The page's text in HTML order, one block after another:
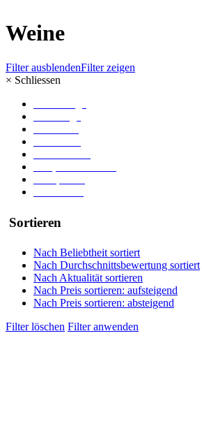
Weine
Filter ausblendenFilter zeigen
× Schliessen
Sortieren
Nach Beliebtheit sortiert
Nach Durchschnittsbewertung sortiert
Nach Aktualität sortieren
Nach Preis sortieren: aufsteigend
Nach Preis sortieren: absteigend
Filter löschen Filter anwenden